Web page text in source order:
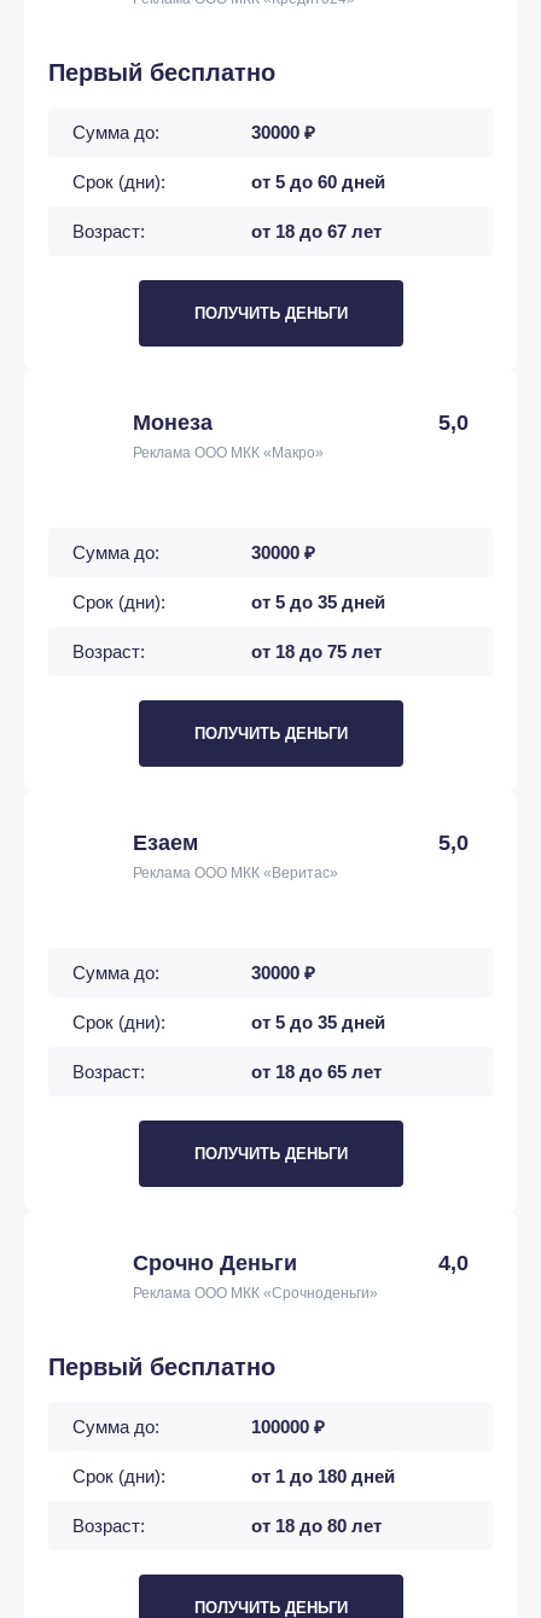
Первый бесплатно
Сумма до: 30000 ₽
Срок (дни): от 5 до 60 дней
Возраст: от 18 до 67 лет
ПОЛУЧИТЬ ДЕНЬГИ
Монеза 5,0
Реклама ООО МКК «Макро»
Сумма до: 30000 ₽
Срок (дни): от 5 до 35 дней
Возраст: от 18 до 75 лет
ПОЛУЧИТЬ ДЕНЬГИ
Езаем 5,0
Реклама ООО МКК «Веритас»
Сумма до: 30000 ₽
Срок (дни): от 5 до 35 дней
Возраст: от 18 до 65 лет
ПОЛУЧИТЬ ДЕНЬГИ
Срочно Деньги 4,0
Реклама ООО МКК «Срочноденьги»
Первый бесплатно
Сумма до: 100000 ₽
Срок (дни): от 1 до 180 дней
Возраст: от 18 до 80 лет
ПОЛУЧИТЬ ДЕНЬГИ